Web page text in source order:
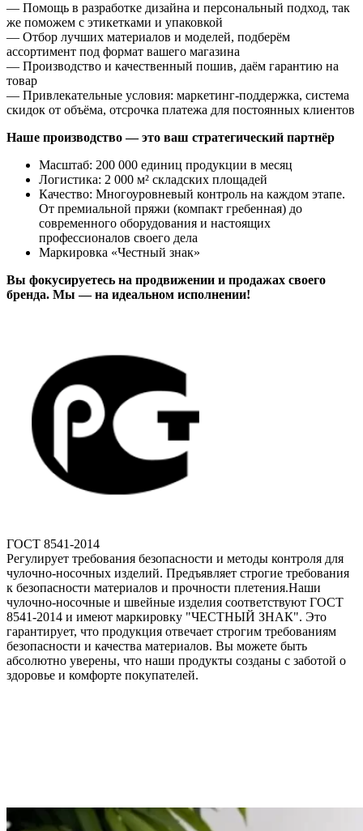
— Помощь в разработке дизайна и персональный подход, так
же поможем с этикетками и упаковкой
— Отбор лучших материалов и моделей, подберём
ассортимент под формат вашего магазина
— Производство и качественный пошив, даём гарантию на
товар
— Привлекательные условия: маркетинг-поддержка, система
скидок от объёма, отсрочка платежа для постоянных клиентов
Наше производство — это ваш стратегический партнёр
Масштаб: 200 000 единиц продукции в месяц
Логистика: 2 000 м² складских площадей
Качество: Многоуровневый контроль на каждом этапе.
От премиальной пряжи (компакт гребенная) до
современного оборудования и настоящих
профессионалов своего дела
Маркировка «Честный знак»
Вы фокусируетесь на продвижении и продажах своего
бренда. Мы — на идеальном исполнении!
ГОСТ 8541-2014
Регулирует требования безопасности и методы контроля для
чулочно-носочных изделий. Предъявляет строгие требования
к безопасности материалов и прочности плетения.Наши
чулочно-носочные и швейные изделия соответствуют ГОСТ
8541-2014 и имеют маркировку "ЧЕСТНЫЙ ЗНАК". Это
гарантирует, что продукция отвечает строгим требованиям
безопасности и качества материалов. Вы можете быть
абсолютно уверены, что наши продукты созданы с заботой о
здоровье и комфорте покупателей.